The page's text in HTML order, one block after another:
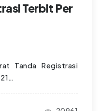
Terbit Per
Tanda Registrasi